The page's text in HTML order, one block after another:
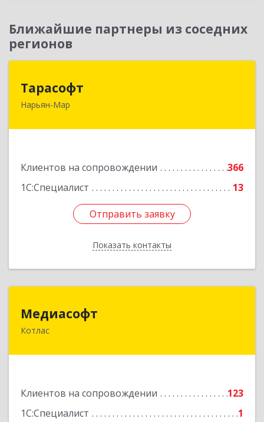
Ближайшие партнеры из соседних
регионов
Тарасофт
Нарьян-Мар
Клиентов на сопровождении
366
1С:Специалист
13
Отправить заявку
Показать контакты
166000, Ненецкий АО, Нарьян-Мар г, им
Отправить заявку
Назад
Медиасофт
Котлас
Клиентов на сопровождении
123
1С:Специалист
1